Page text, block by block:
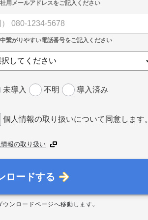
未導入 不明 導入済み
個人情報の取り扱いについて同意します。
報の取り扱い
ロードする
ウンロードページへ移動します。